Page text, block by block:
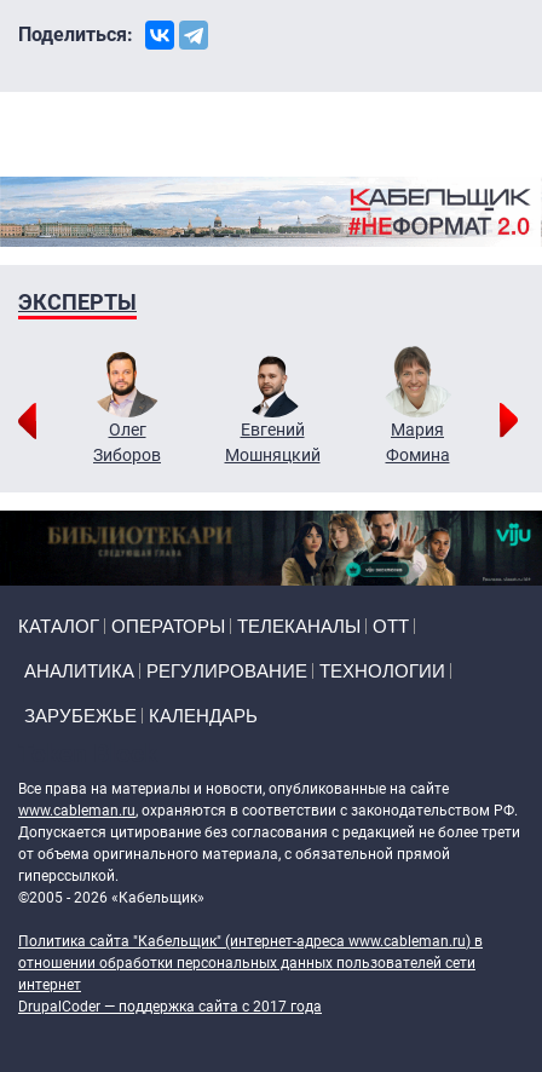
Поделиться:
ЭКСПЕРТЫ
Олег
Зиборов
Евгений
Мошняцкий
Мария
Фомина
КАТАЛОГ ОПЕРАТОРЫ ТЕЛЕКАНАЛЫ ОТТ
АНАЛИТИКА РЕГУЛИРОВАНИЕ ТЕХНОЛОГИИ
ЗАРУБЕЖЬЕ КАЛЕНДАРЬ
Все права на материалы и новости, опубликованные на сайте
www.cableman.ru, охраняются в соответствии с законодательством РФ.
Допускается цитирование без согласования с редакцией не более трети
от объема оригинального материала, с обязательной прямой
гиперссылкой.
©2005 - 2026 «Кабельщик»
Политика сайта "Кабельщик" (интернет-адреса www.cableman.ru) в
отношении обработки персональных данных пользователей сети
интернет
DrupalCoder — поддержка сайта c 2017 года